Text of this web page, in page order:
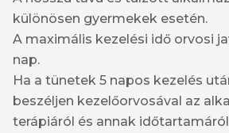
különösen gyermekek esetén.
A maximális kezelési idő orvosi
nap.
Ha a tünetek 5 napos kezelés
beszéljen kezelőorvosával az
terápiáról és annak